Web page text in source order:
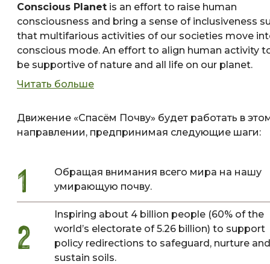
Conscious Planet is an effort to raise human
consciousness and bring a sense of inclusiveness
that multifarious activities of our societies move
conscious mode. An effort to align human activity
be supportive of nature and all life on our planet.
Читать больше
Движение «Спасём Почву» будет работать в
направлении, предпринимая следующие шаги:
1
Обращая внимания всего мира на нашу
умирающую почву.
2
Inspiring about 4 billion people (60% of the
world’s electorate of 5.26 billion) to support
policy redirections to safeguard, nurture and
sustain soils.